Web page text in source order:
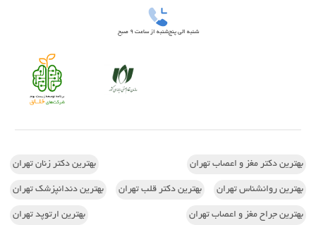
شنبه الی پنج‌شنبه از ساعت 9 صبح
بهترین دکتر مغز و اعصاب تهران بهترین دکتر زنان تهران
بهترین روانشناس تهران بهترین دکتر قلب تهران بهترین دندانپزشک تهران
بهترین جراح مغز و اعصاب تهران بهترین ارتوپد تهران